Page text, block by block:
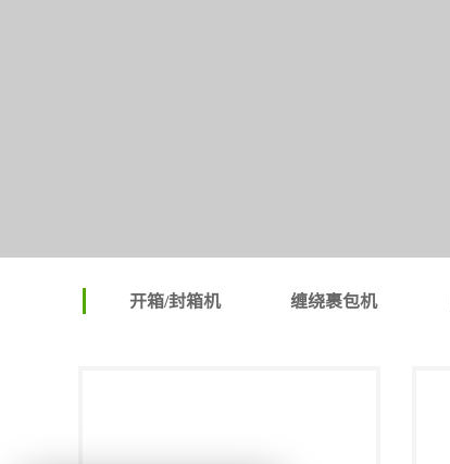
开箱/封箱机 缠绕裹包机